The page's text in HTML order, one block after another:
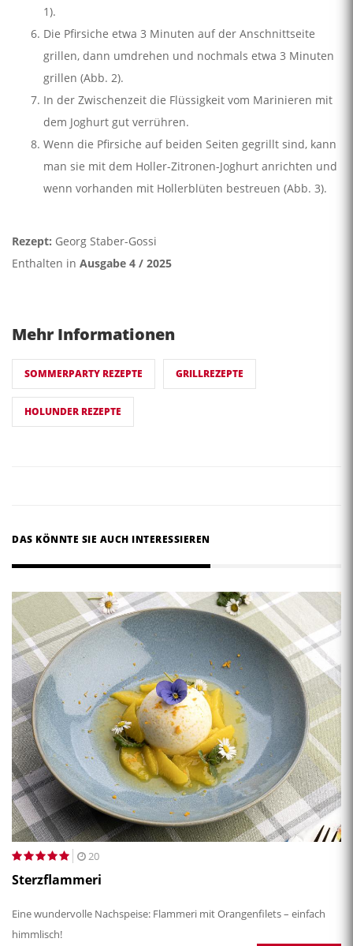
1).
Die Pfirsiche etwa 3 Minuten auf der Anschnittseite
grillen, dann umdrehen und nochmals etwa 3 Minuten
grillen (Abb. 2).
In der Zwischenzeit die Flüssigkeit vom Marinieren mit
dem Joghurt gut verrühren.
Wenn die Pfirsiche auf beiden Seiten gegrillt sind, kann
man sie mit dem Holler-Zitronen-Joghurt anrichten und
wenn vorhanden mit Hollerblüten bestreuen (Abb. 3).
Rezept: Georg Staber-Gossi
Enthalten in Ausgabe 4 / 2025
Mehr Informationen
SOMMERPARTY REZEPTE GRILLREZEPTE
HOLUNDER REZEPTE
DAS KÖNNTE SIE AUCH INTERESSIEREN
20
Sterzflammeri
Eine wundervolle Nachspeise: Flammeri mit Orangenfilets – einfach
himmlisch!